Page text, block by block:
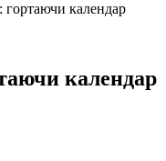
гортаючи календар
календар